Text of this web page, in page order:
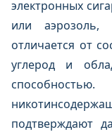
электронных
или аэрозоль,
отличается от
углерод и
подтверждают